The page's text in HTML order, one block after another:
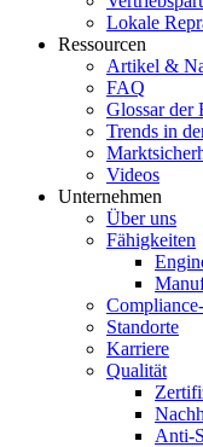
Lokale
Ressourcen
Artikel &
FAQ
Glossar der
Trends in
Videos
Unternehmen
Über uns
Fähigkeiten
Standorte
Karriere
Qualität
Anti-